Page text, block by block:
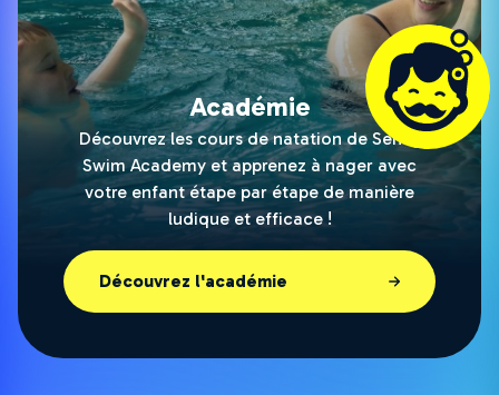
Académie
Découvrez les cours de natation de Señor
Swim Academy et apprenez à nager avec
votre enfant étape par étape de manière
ludique et efficace !
Découvrez l'académie